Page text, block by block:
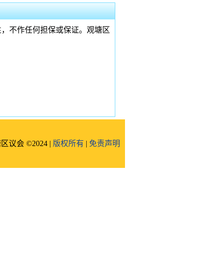
不作任何担保或保证。观塘区
议会 ©2024 | 版权所有 | 免责声明